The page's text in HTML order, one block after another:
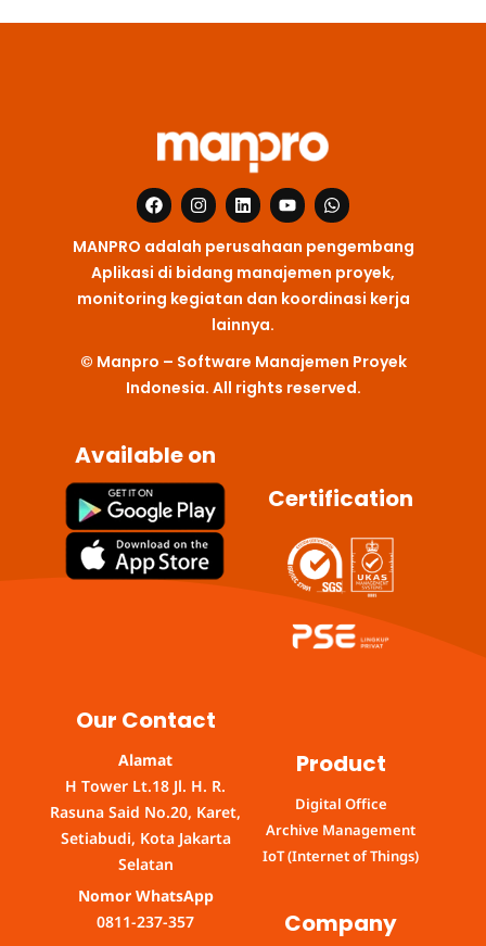
F
a
e
b
o
o
I
n
t
a
g
r
L
i
k
e
d
i
n
Y
o
t
u
b
e
W
h
t
s
a
p
MANPRO adalah perusahaan pengembang
Aplikasi di bidang manajemen proyek,
monitoring kegiatan dan koordinasi kerja
lainnya.
© Manpro – Software Manajemen Proyek
Indonesia. All rights reserved.
Available on
Certification
Our Contact
Alamat
H Tower Lt.18 Jl. H. R.
Rasuna Said No.20, Karet,
Setiabudi, Kota Jakarta
Selatan
Nomor WhatsApp
0811-237-357
Product
Digital Office
Archive Management
IoT (Internet of Things)
Company